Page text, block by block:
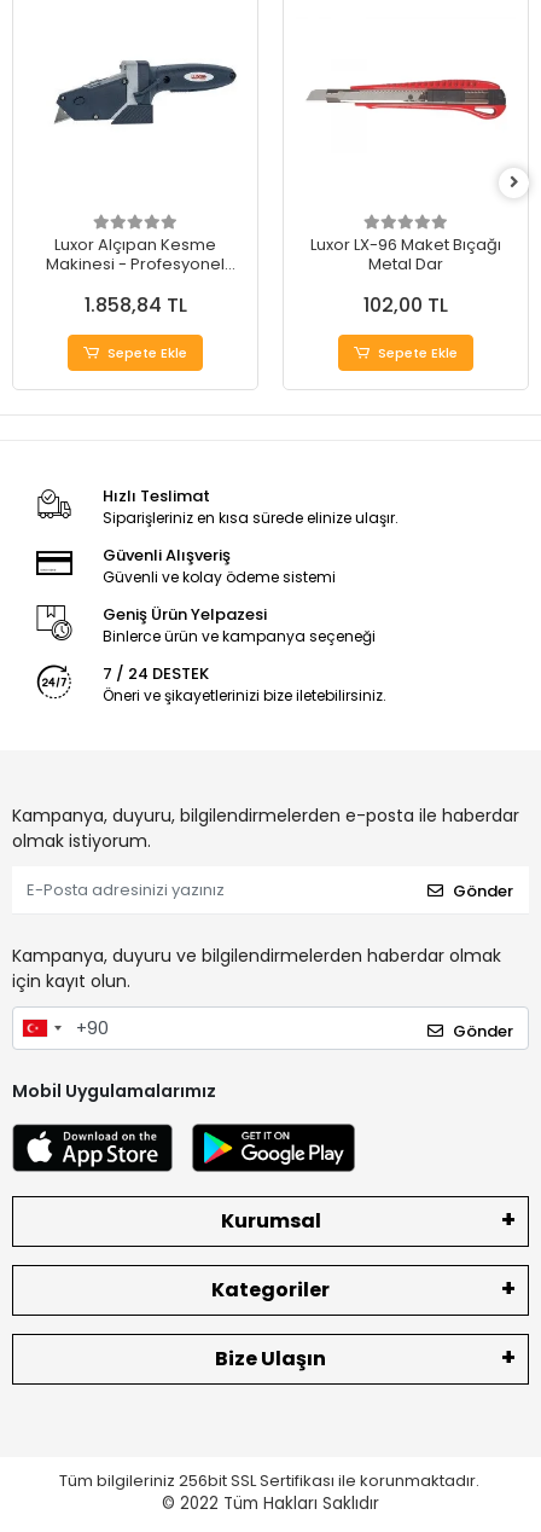
Luxor Alçıpan Kesme
Makinesi - Profesyonel
1.858,84 TL
Sepete Ekle
Luxor LX-96 Maket Bıçağı
Metal Dar
102,00 TL
Sepete Ekle
Hızlı Teslimat
Siparişleriniz en kısa sürede elinize ulaşır.
Güvenli Alışveriş
Güvenli ve kolay ödeme sistemi
Geniş Ürün Yelpazesi
Binlerce ürün ve kampanya seçeneği
7 / 24 DESTEK
Öneri ve şikayetlerinizi bize iletebilirsiniz.
Kampanya, duyuru, bilgilendirmelerden e-posta ile haberdar
olmak istiyorum.
Gönder
Kampanya, duyuru ve bilgilendirmelerden haberdar olmak
için kayıt olun.
Gönder
Mobil Uygulamalarımız
Kurumsal
Kategoriler
Bize Ulaşın
Tüm bilgileriniz 256bit SSL Sertifikası ile korunmaktadır.
© 2022 Tüm Hakları Saklıdır